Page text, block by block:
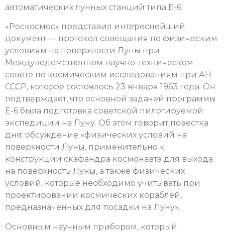
автоматических лунных станций типа Е-6.
«Роскосмос» представил интереснейший
документ — протокол совещания по физическим
условиям на поверхности Луны при
Междуведомственном научно-техническом
совете по космическим исследованиям при АН
СССР, которое состоялось 23 января 1963 года. Он
подтверждает, что основной задачей программы
Е-6 была подготовка советской пилотируемой
экспедиции на Луну. Об этом говорит повестка
дня: обсуждение «физических условий на
поверхности Луны, применительно к
конструкции скафандра космонавта для выхода
на поверхность Луны, а также физических
условий, которые необходимо учитывать при
проектировании космических кораблей,
предназначенных для посадки на Луну».
Основным научным прибором, который